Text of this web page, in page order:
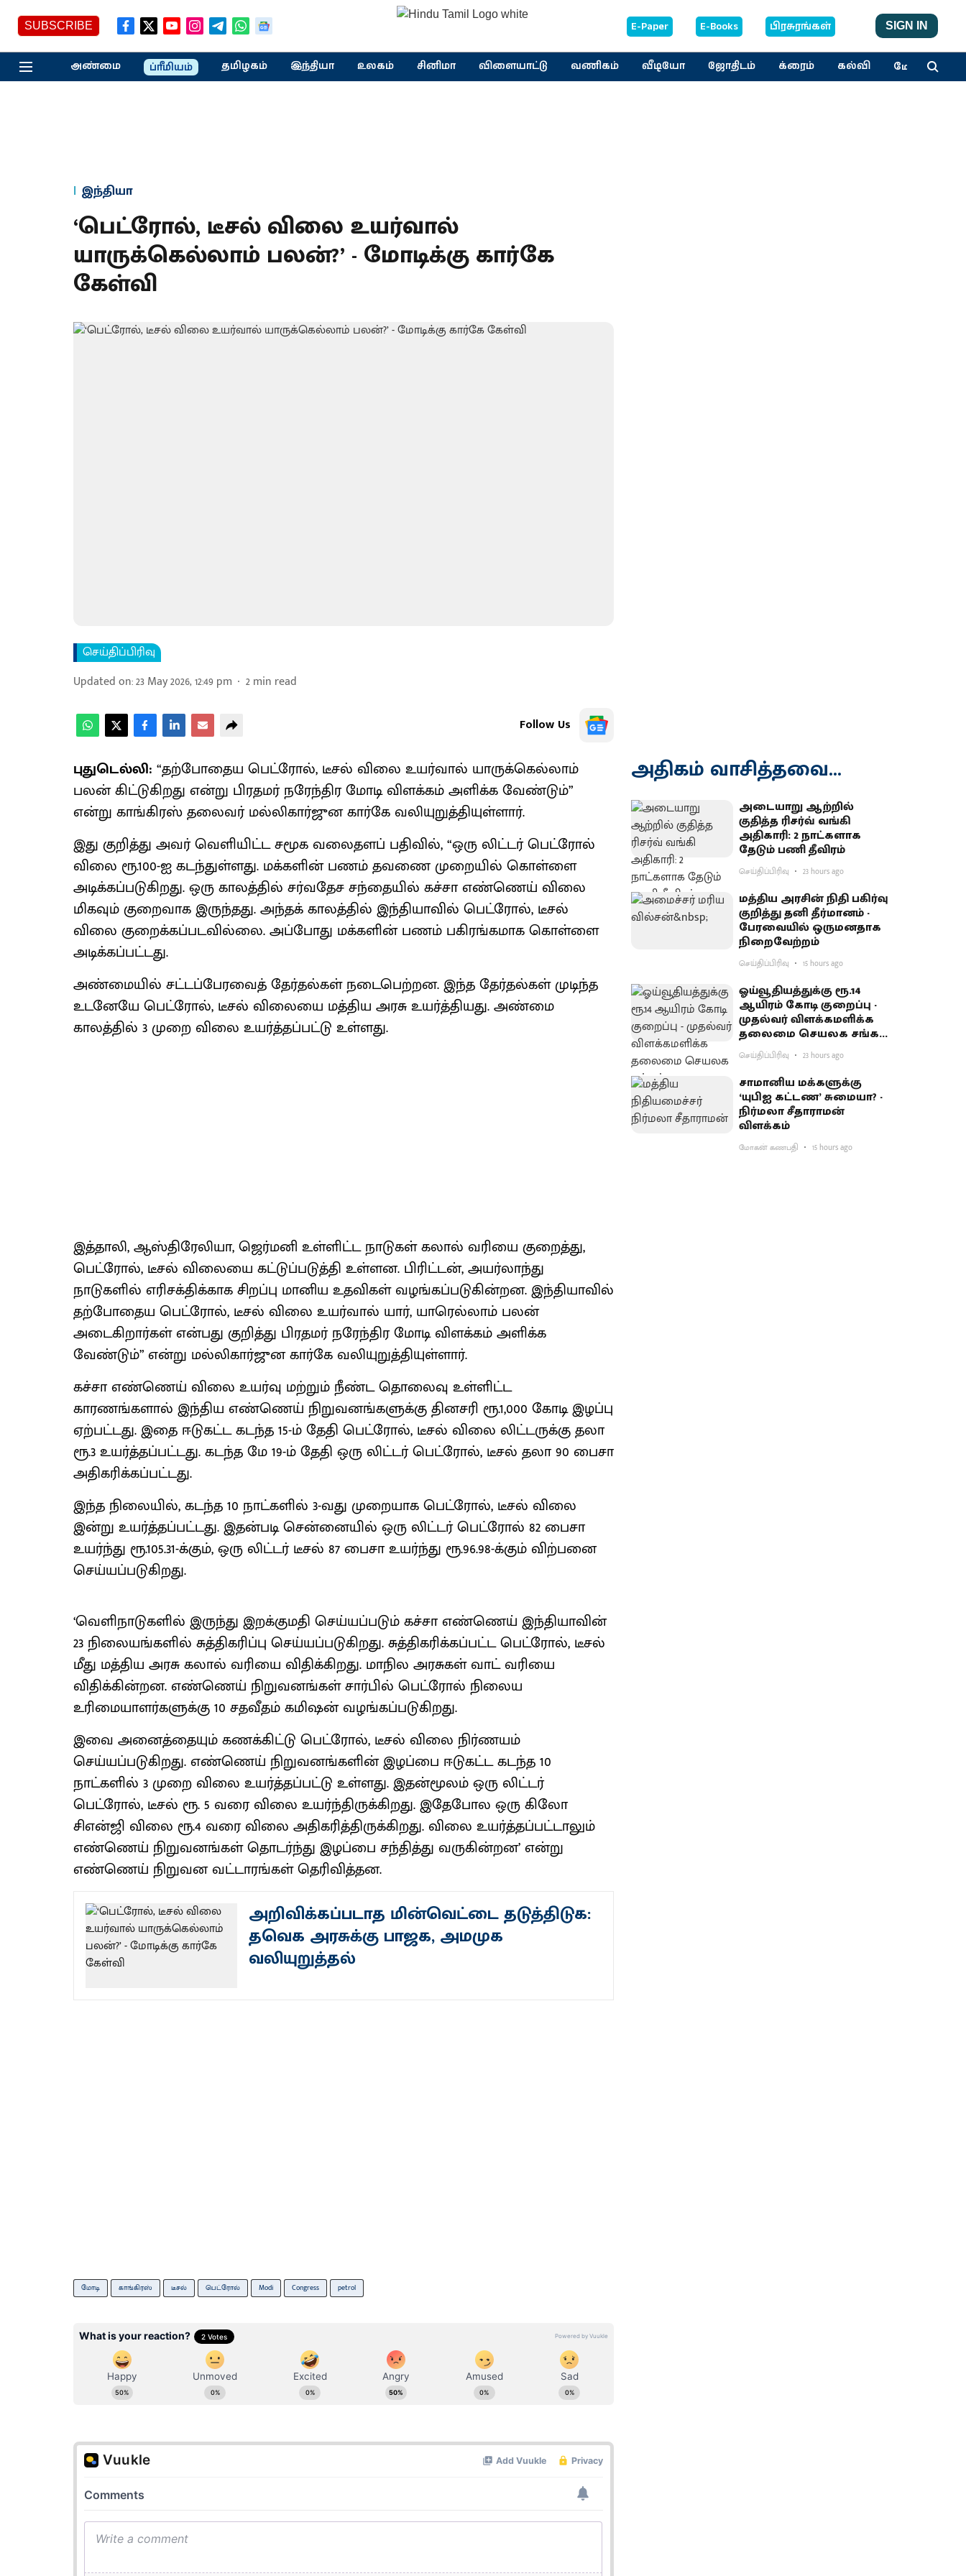
SUBSCRIBE E-Paper E-Books பிரசுரங்கள் SIGN IN
அண்மை ப்ரீமியம் தமிழகம் இந்தியா உலகம் சினிமா விளையாட்டு வணிகம் வீடியோ ஜோதிடம் க்ரைம் கல்வி மேலும்
இந்தியா
‘பெட்ரோல், டீசல் விலை உயர்வால்
யாருக்கெல்லாம் பலன்?’ - மோடிக்கு கார்கே
கேள்வி
செய்திப்பிரிவு
Updated on:23 May 2026, 12:49 pm 2min read
Follow Us
புதுடெல்லி: “தற்போதைய பெட்ரோல், டீசல் விலை உயர்வால் யாருக்கெல்லாம்
பலன் கிட்டுகிறது என்று பிரதமர் நரேந்திர மோடி விளக்கம் அளிக்க வேண்டும்”
என்று காங்கிரஸ் தலைவர் மல்லிகார்ஜுன கார்கே வலியுறுத்தியுள்ளார்.
இது குறித்து அவர் வெளியிட்ட சமூக வலைதளப் பதிவில், “ஒரு லிட்டர் பெட்ரோல்
விலை ரூ.100-ஐ கடந்துள்ளது. மக்களின் பணம் தவணை முறையில் கொள்ளை
அடிக்கப்படுகிறது. ஒரு காலத்தில் சர்வதேச சந்தையில் கச்சா எண்ணெய் விலை
மிகவும் குறைவாக இருந்தது. அந்தக் காலத்தில் இந்தியாவில் பெட்ரோல், டீசல்
விலை குறைக்கப்படவில்லை. அப்போது மக்களின் பணம் பகிரங்கமாக கொள்ளை
அடிக்கப்பட்டது.
அண்மையில் சட்டப்பேரவைத் தேர்தல்கள் நடைபெற்றன. இந்த தேர்தல்கள் முடிந்த
உடனேயே பெட்ரோல், டீசல் விலையை மத்திய அரசு உயர்த்தியது. அண்மை
காலத்தில் 3 முறை விலை உயர்த்தப்பட்டு உள்ளது.
இத்தாலி, ஆஸ்திரேலியா, ஜெர்மனி உள்ளிட்ட நாடுகள் கலால் வரியை குறைத்து,
பெட்ரோல், டீசல் விலையை கட்டுப்படுத்தி உள்ளன. பிரிட்டன், அயர்லாந்து
நாடுகளில் எரிசக்திக்காக சிறப்பு மானிய உதவிகள் வழங்கப்படுகின்றன. இந்தியாவில்
தற்போதைய பெட்ரோல், டீசல் விலை உயர்வால் யார், யாரெல்லாம் பலன்
அடைகிறார்கள் என்பது குறித்து பிரதமர் நரேந்திர மோடி விளக்கம் அளிக்க
வேண்டும்” என்று மல்லிகார்ஜுன கார்கே வலியுறுத்தியுள்ளார்.
கச்சா எண்ணெய் விலை உயர்வு மற்றும் நீண்ட தொலைவு உள்ளிட்ட
காரணங்களால் இந்திய எண்ணெய் நிறுவனங்களுக்கு தினசரி ரூ.1,000 கோடி இழப்பு
ஏற்பட்டது. இதை ஈடுகட்ட கடந்த 15-ம் தேதி பெட்ரோல், டீசல் விலை லிட்டருக்கு தலா
ரூ.3 உயர்த்தப்பட்டது. கடந்த மே 19-ம் தேதி ஒரு லிட்டர் பெட்ரோல், டீசல் தலா 90 பைசா
அதிகரிக்கப்பட்டது.
இந்த நிலையில், கடந்த 10 நாட்களில் 3-வது முறையாக பெட்ரோல், டீசல் விலை
இன்று உயர்த்தப்பட்டது. இதன்படி சென்னையில் ஒரு லிட்டர் பெட்ரோல் 82 பைசா
உயர்ந்து ரூ.105.31-க்கும், ஒரு லிட்டர் டீசல் 87 பைசா உயர்ந்து ரூ.96.98-க்கும் விற்பனை
செய்யப்படுகிறது.
‘வெளிநாடுகளில் இருந்து இறக்குமதி செய்யப்படும் கச்சா எண்ணெய் இந்தியாவின்
23 நிலையங்களில் சுத்திகரிப்பு செய்யப்படுகிறது. சுத்திகரிக்கப்பட்ட பெட்ரோல், டீசல்
மீது மத்திய அரசு கலால் வரியை விதிக்கிறது. மாநில அரசுகள் வாட் வரியை
விதிக்கின்றன. எண்ணெய் நிறுவனங்கள் சார்பில் பெட்ரோல் நிலைய
உரிமையாளர்களுக்கு 10 சதவீதம் கமிஷன் வழங்கப்படுகிறது.
இவை அனைத்தையும் கணக்கிட்டு பெட்ரோல், டீசல் விலை நிர்ணயம்
செய்யப்படுகிறது. எண்ணெய் நிறுவனங்களின் இழப்பை ஈடுகட்ட கடந்த 10
நாட்களில் 3 முறை விலை உயர்த்தப்பட்டு உள்ளது. இதன்மூலம் ஒரு லிட்டர்
பெட்ரோல், டீசல் ரூ. 5 வரை விலை உயர்ந்திருக்கிறது. இதேபோல ஒரு கிலோ
சிஎன்ஜி விலை ரூ.4 வரை விலை அதிகரித்திருக்கிறது. விலை உயர்த்தப்பட்டாலும்
எண்ணெய் நிறுவனங்கள் தொடர்ந்து இழப்பை சந்தித்து வருகின்றன’ என்று
எண்ணெய் நிறுவன வட்டாரங்கள் தெரிவித்தன.
அறிவிக்கப்படாத மின்வெட்டை தடுத்திடுக:
தவெக அரசுக்கு பாஜக, அமமுக
வலியுறுத்தல்
மோடி காங்கிரஸ் டீசல் பெட்ரோல் Modi Congress petrol
அதிகம் வாசித்தவை...
அடையாறு ஆற்றில்
குதித்த ரிசர்வ் வங்கி
அதிகாரி: 2 நாட்களாக
தேடும் பணி தீவிரம்
செய்திப்பிரிவு 23 hours ago
மத்திய அரசின் நிதி பகிர்வு
குறித்து தனி தீர்மானம் -
பேரவையில் ஒருமனதாக
நிறைவேற்றம்
செய்திப்பிரிவு 15 hours ago
ஓய்வூதியத்துக்கு ரூ.14
ஆயிரம் கோடி குறைப்பு -
முதல்வர் விளக்கமளிக்க
தலைமை செயலக சங்கம்
வலியுறுத்தல்
செய்திப்பிரிவு 23 hours ago
சாமானிய மக்களுக்கு
‘யுபிஐ கட்டண’ சுமையா? -
நிர்மலா சீதாராமன்
விளக்கம்
மோகன் கணபதி 15 hours ago